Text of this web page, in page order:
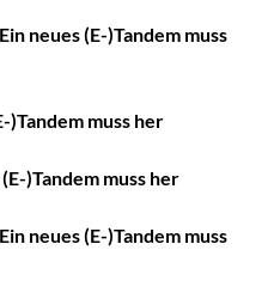
Ein neues (E-)Tandem muss
)Tandem muss her
)Tandem muss her
Ein neues (E-)Tandem muss